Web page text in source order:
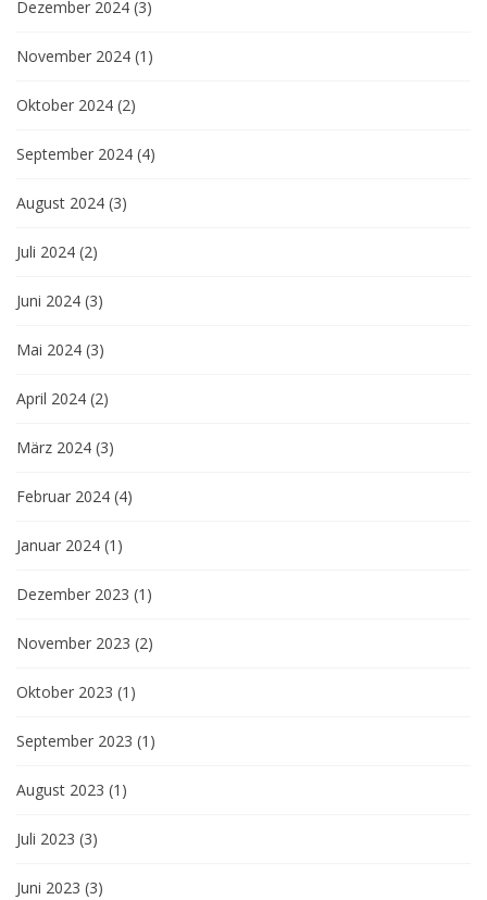
Dezember 2024 (3)
November 2024 (1)
Oktober 2024 (2)
September 2024 (4)
August 2024 (3)
Juli 2024 (2)
Juni 2024 (3)
Mai 2024 (3)
April 2024 (2)
März 2024 (3)
Februar 2024 (4)
Januar 2024 (1)
Dezember 2023 (1)
November 2023 (2)
Oktober 2023 (1)
September 2023 (1)
August 2023 (1)
Juli 2023 (3)
Juni 2023 (3)